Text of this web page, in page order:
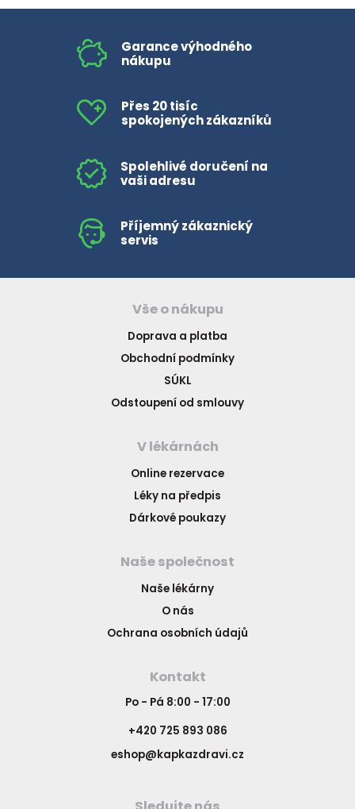
Garance výhodného
nákupu
Přes 20 tisíc
spokojených zákazníků
Spolehlivé doručení na
vaši adresu
Příjemný zákaznický
servis
Vše o nákupu
Doprava a platba
Obchodní podmínky
SÚKL
Odstoupení od smlouvy
V lékárnách
Online rezervace
Léky na předpis
Dárkové poukazy
Naše společnost
Naše lékárny
O nás
Ochrana osobních údajů
Kontakt
Po - Pá 8:00 - 17:00
+420 725 893 086
eshop@kapkazdravi.cz